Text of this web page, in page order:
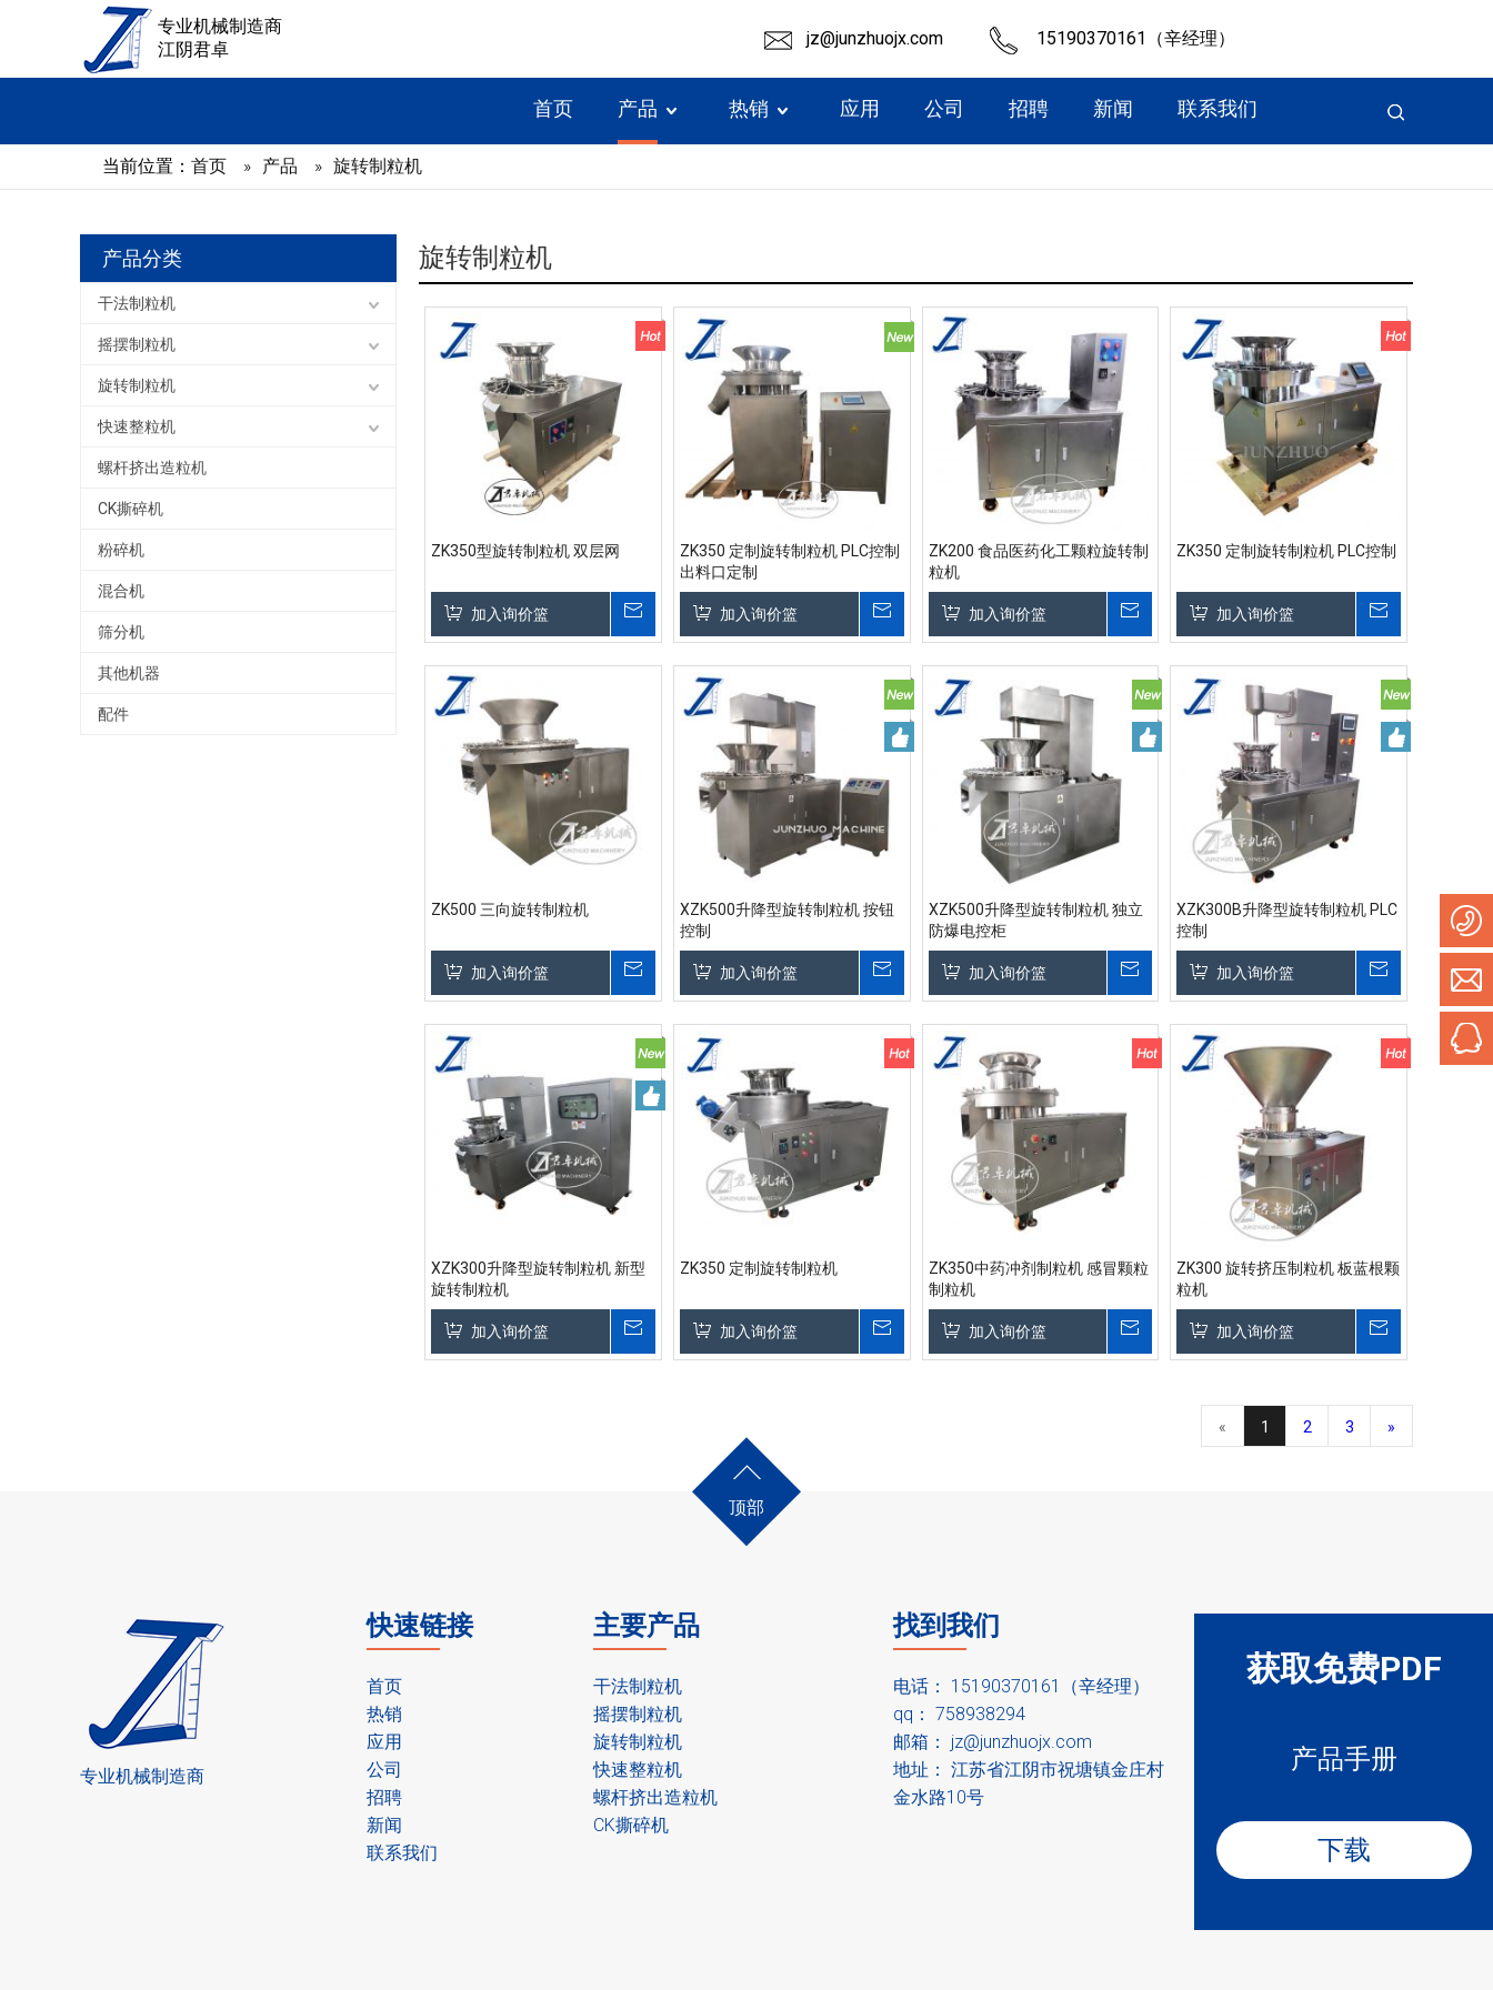
专业机械制造商
江阴君卓
jz@junzhuojx.com 15190370161（辛经理）
首页 产品 热销 应用 公司 招聘 新闻 联系我们
当前位置： 首页 » 产品 » 旋转制粒机
产品分类
干法制粒机
摇摆制粒机
旋转制粒机
快速整粒机
螺杆挤出造粒机
CK撕碎机
粉碎机
混合机
筛分机
其他机器
配件
旋转制粒机
ZK350型旋转制粒机 双层网
加入询价篮
ZK350 定制旋转制粒机 PLC控制
出料口定制
加入询价篮
ZK200 食品医药化工颗粒旋转制
粒机
加入询价篮
ZK350 定制旋转制粒机 PLC控制
加入询价篮
ZK500 三向旋转制粒机
加入询价篮
XZK500升降型旋转制粒机 按钮
控制
加入询价篮
XZK500升降型旋转制粒机 独立
防爆电控柜
加入询价篮
XZK300B升降型旋转制粒机 PLC
控制
加入询价篮
XZK300升降型旋转制粒机 新型
旋转制粒机
加入询价篮
ZK350 定制旋转制粒机
加入询价篮
ZK350中药冲剂制粒机 感冒颗粒
制粒机
加入询价篮
ZK300 旋转挤压制粒机 板蓝根颗
粒机
加入询价篮
« 1 2 3 »
顶部
获取免费PDF
产品手册
下载
专业机械制造商
快速链接
首页
热销
应用
公司
招聘
新闻
联系我们
主要产品
干法制粒机
摇摆制粒机
旋转制粒机
快速整粒机
螺杆挤出造粒机
CK撕碎机
找到我们
电话： 15190370161（辛经理）
qq： 758938294
邮箱： jz@junzhuojx.com
地址： 江苏省江阴市祝塘镇金庄村
金水路10号